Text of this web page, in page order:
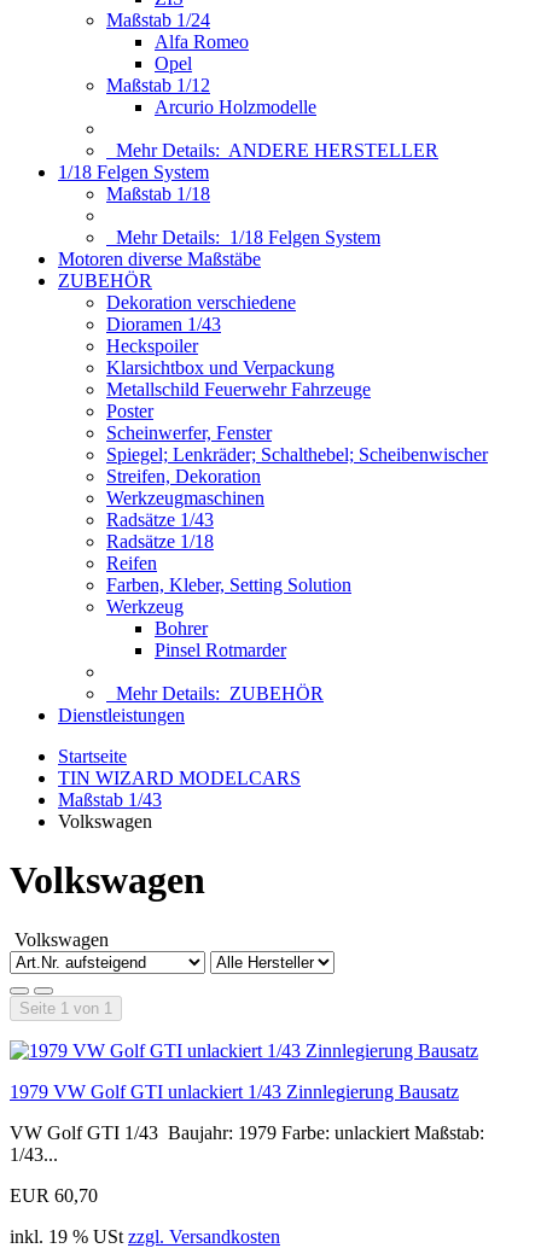
Maßstab 1/24
Alfa Romeo
Opel
Maßstab 1/12
Arcurio Holzmodelle
Mehr Details: ANDERE HERSTELLER
1/18 Felgen System
Maßstab 1/18
Mehr Details: 1/18 Felgen System
Motoren diverse Maßstäbe
ZUBEHÖR
Dekoration verschiedene
Dioramen 1/43
Heckspoiler
Klarsichtbox und Verpackung
Metallschild Feuerwehr Fahrzeuge
Poster
Scheinwerfer, Fenster
Spiegel; Lenkräder; Schalthebel; Scheibenwischer
Streifen, Dekoration
Werkzeugmaschinen
Radsätze 1/43
Radsätze 1/18
Reifen
Farben, Kleber, Setting Solution
Werkzeug
Bohrer
Pinsel Rotmarder
Mehr Details: ZUBEHÖR
Dienstleistungen
Startseite
TIN WIZARD MODELCARS
Maßstab 1/43
Volkswagen
Volkswagen
Volkswagen
Seite 1 von 1
1979 VW Golf GTI unlackiert 1/43 Zinnlegierung Bausatz
VW Golf GTI 1/43 Baujahr: 1979 Farbe: unlackiert Maßstab:
1/43...
EUR 60,70
inkl. 19 % USt zzgl. Versandkosten